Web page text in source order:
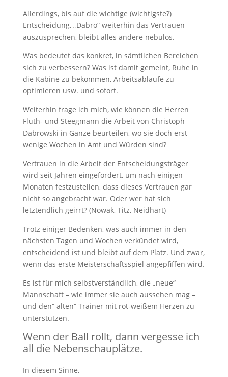
Allerdings, bis auf die wichtige (wichtigste?)
Entscheidung, „Dabro“ weiterhin das Vertrauen
auszusprechen, bleibt alles andere nebulös.
Was bedeutet das konkret, in sämtlichen Bereichen
sich zu verbessern? Was ist damit gemeint, Ruhe in
die Kabine zu bekommen, Arbeitsabläufe zu
optimieren usw. und sofort.
Weiterhin frage ich mich, wie können die Herren
Flüth- und Steegmann die Arbeit von Christoph
Dabrowski in Gänze beurteilen, wo sie doch erst
wenige Wochen in Amt und Würden sind?
Vertrauen in die Arbeit der Entscheidungsträger
wird seit Jahren eingefordert, um nach einigen
Monaten festzustellen, dass dieses Vertrauen gar
nicht so angebracht war. Oder wer hat sich
letztendlich geirrt? (Nowak, Titz, Neidhart)
Trotz einiger Bedenken, was auch immer in den
nächsten Tagen und Wochen verkündet wird,
entscheidend ist und bleibt auf dem Platz. Und zwar,
wenn das erste Meisterschaftsspiel angepfiffen wird.
Es ist für mich selbstverständlich, die „neue“
Mannschaft – wie immer sie auch aussehen mag –
und den“ alten“ Trainer mit rot-weißem Herzen zu
unterstützen.
Wenn der Ball rollt, dann vergesse ich
all die Nebenschauplätze.
In diesem Sinne,